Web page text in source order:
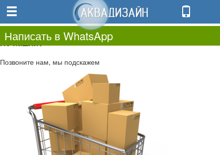
0.00
0
Не нашли?
Позвоните нам, мы подскажем
Написать в WhatsApp